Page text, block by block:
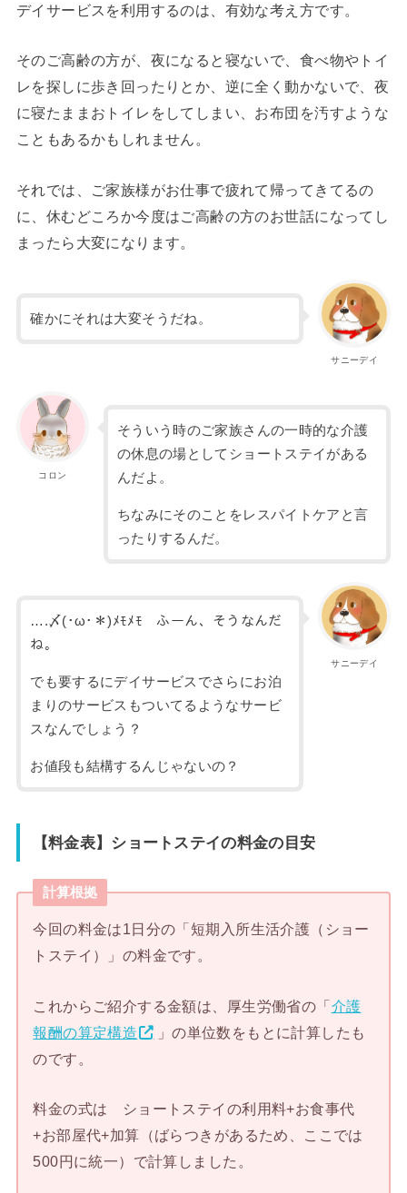
デイサービスを利用するのは、有効な考え方です。
そのご高齢の方が、夜になると寝ないで、食べ物やトイ
レを探しに歩き回ったりとか、逆に全く動かないで、夜
に寝たままおトイレをしてしまい、お布団を汚すような
こともあるかもしれません。
それでは、ご家族様がお仕事で疲れて帰ってきてるの
に、休むどころか今度はご高齢の方のお世話になってし
まったら大変になります。
サニーデイ
確かにそれは大変そうだね。
コロン
そういう時のご家族さんの一時的な介護
の休息の場としてショートステイがある
んだよ。
ちなみにそのことをレスパイトケアと言
ったりするんだ。
サニーデイ
….〆(･ω･＊)ﾒﾓﾒﾓ ふーん、そうなんだ
ね。
でも要するにデイサービスでさらにお泊
まりのサービスもついてるようなサービ
スなんでしょう？
お値段も結構するんじゃないの？
【料金表】ショートステイの料金の目安
計算根拠
今回の料金は1日分の「短期入所生活介護（ショー
トステイ）」の料金です。
これからご紹介する金額は、厚生労働省の「介護
報酬の算定構造
」の単位数をもとに計算したも
のです。
料金の式は ショートステイの利用料+お食事代
+お部屋代+加算（ばらつきがあるため、ここでは
500円に統一）で計算しました。